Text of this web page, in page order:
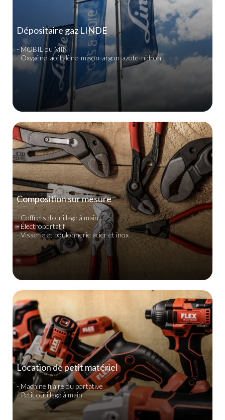
Dépositaire gaz LINDE
- MOBIL ou MINI
- Oxygène-acétylène-mison-argon-azote-nidron
Composition sur mesure
- Coffrets d'outillage à main
- Électroportatif
- Visserie et boulonnerie acier et inox
Location de petit matériel
- Machine filaire ou portative
- Petit outillage à main